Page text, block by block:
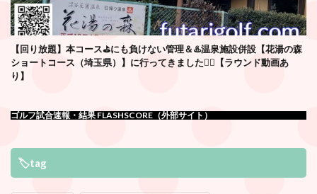
【回り放題】本コース⛳️にも負けない管理＆♨️温泉施設併設【花湯の森
ショートコース（埼玉県）】に行ってきました🏌️‍♂️【ラウンド動画あ
り】
ゴルフ試合速報・結果 FLASHSCORE（外部サイト）
🏷tag